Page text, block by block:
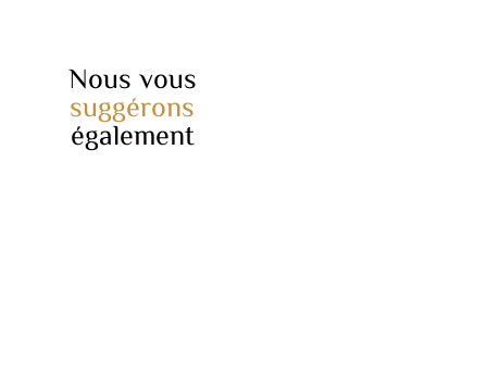
Nous vous
suggérons
également